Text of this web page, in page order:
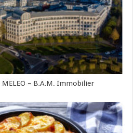
– B.A.M. Immobilier